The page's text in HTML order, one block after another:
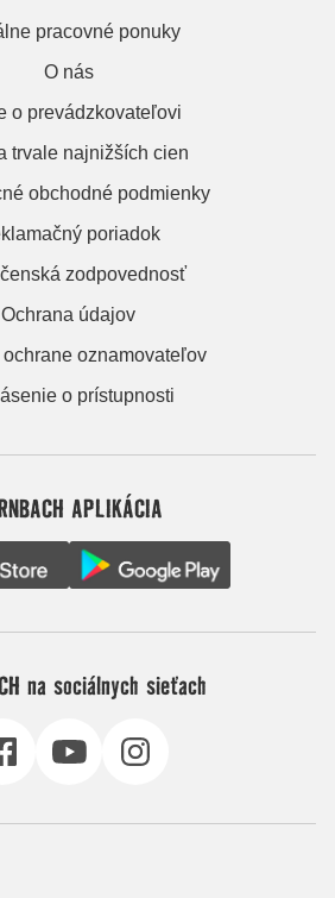
pracovné ponuky
O nás
o prevádzkovateľovi
trvale najnižších cien
obchodné podmienky
poriadok
zodpovednosť
Ochrana údajov
oznamovateľov
o prístupnosti
APLIKÁCIA
na sociálnych sieťach